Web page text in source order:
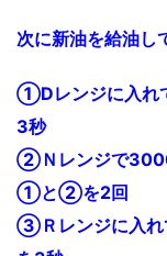
次に新油を給油し
①Dレンジに入れ
3秒
②Ｎレンジで
①と②を2回
③Ｒレンジに入れ